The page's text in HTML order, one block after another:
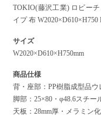
TOKIO(藤沢工業) ロビー
イプ 布 W2020×D610×H750
サイズ
W2020×D610×H750mm
商品仕様
背・座部：PP樹脂成型品
脚部：25×80・φ48.6スチ
天板：28mm厚・メラミン